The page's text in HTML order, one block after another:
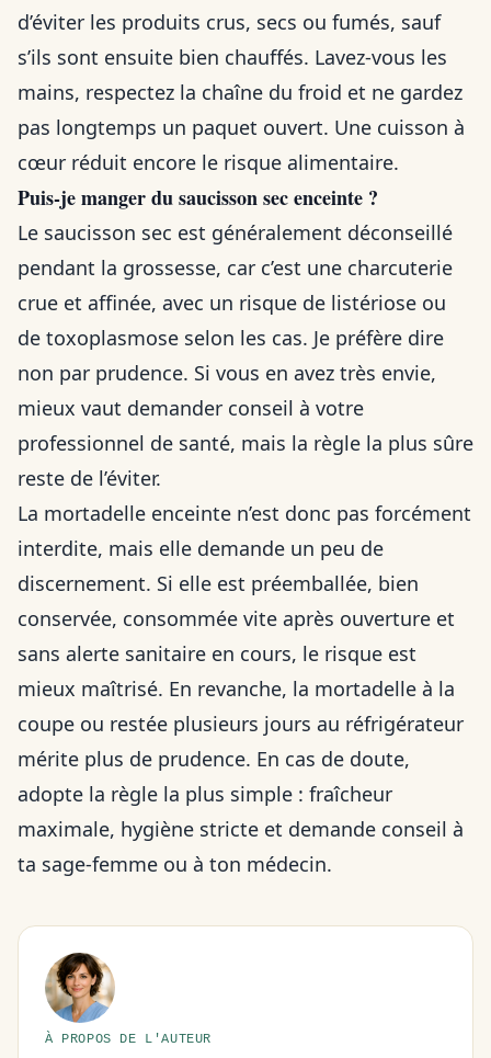
d’éviter les produits crus, secs ou fumés, sauf
s’ils sont ensuite bien chauffés. Lavez-vous les
mains, respectez la chaîne du froid et ne gardez
pas longtemps un paquet ouvert. Une cuisson à
cœur réduit encore le risque alimentaire.
Puis-je manger du saucisson sec enceinte ?
Le saucisson sec est généralement déconseillé
pendant la grossesse, car c’est une charcuterie
crue et affinée, avec un risque de listériose ou
de toxoplasmose selon les cas. Je préfère dire
non par prudence. Si vous en avez très envie,
mieux vaut demander conseil à votre
professionnel de santé, mais la règle la plus sûre
reste de l’éviter.
La mortadelle enceinte n’est donc pas forcément
interdite, mais elle demande un peu de
discernement. Si elle est préemballée, bien
conservée, consommée vite après ouverture et
sans alerte sanitaire en cours, le risque est
mieux maîtrisé. En revanche, la mortadelle à la
coupe ou restée plusieurs jours au réfrigérateur
mérite plus de prudence. En cas de doute,
adopte la règle la plus simple : fraîcheur
maximale, hygiène stricte et demande conseil à
ta sage-femme ou à ton médecin.
À PROPOS DE L'AUTEUR